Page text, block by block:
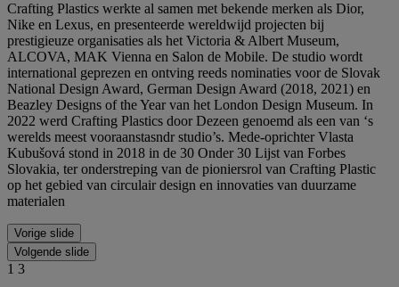
Crafting Plastics werkte al samen met bekende merken als Dior,
Nike en Lexus, en presenteerde wereldwijd projecten bij
prestigieuze organisaties als het Victoria & Albert Museum,
ALCOVA, MAK Vienna en Salon de Mobile. De studio wordt
international geprezen en ontving reeds nominaties voor de Slovak
National Design Award, German Design Award (2018, 2021) en
Beazley Designs of the Year van het London Design Museum. In
2022 werd Crafting Plastics door Dezeen genoemd als een van ‘s
werelds meest vooraanstasndr studio’s. Mede-oprichter Vlasta
Kubušová stond in 2018 in de 30 Onder 30 Lijst van Forbes
Slovakia, ter onderstreping van de pioniersrol van Crafting Plastic
op het gebied van circulair design en innovaties van duurzame
materialen
Vorige slide
Volgende slide
1 3